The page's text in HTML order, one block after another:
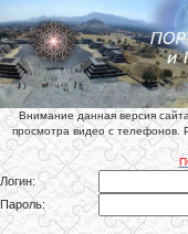
Внимание данная версия
просмотра видео с телефонов.
Логин:
Пароль: